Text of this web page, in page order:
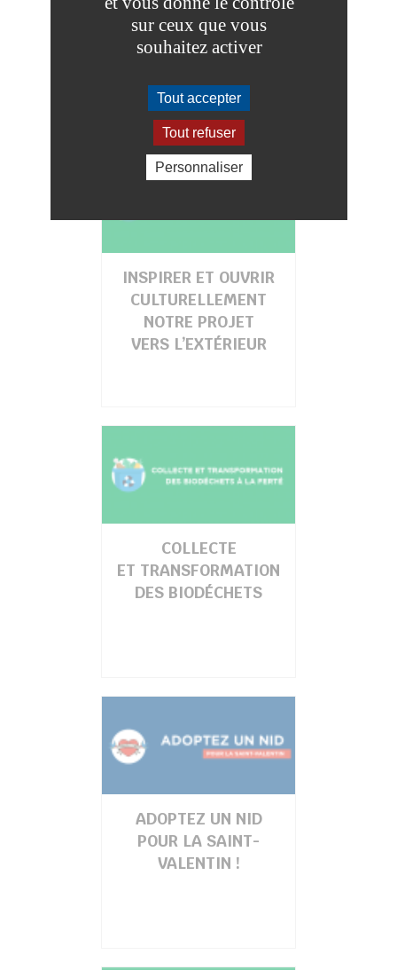
INSPIRER ET OUVRIR
CULTURELLEMENT
NOTRE PROJET
VERS L’EXTÉRIEUR
COLLECTE
ET TRANSFORMATION
DES BIODÉCHETS
ADOPTEZ UN NID
POUR LA SAINT-
VALENTIN !
sur ceux que vous
souhaitez activer
Tout accepter
Tout refuser
Personnaliser